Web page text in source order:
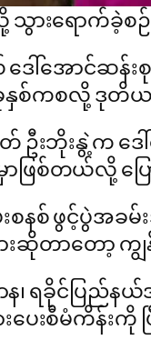
သွားရောက်ခဲ့
ါ်အောင်ဆန်း
စ်ကစလို့ ဒုတိယ
ဘိုးနွဲ့က ဒေါ်
ြစ်တယ်လို့ ပြေ
းစနစ် ဖွင့်ပွဲ
းဆိုတာတော့ က
၊ ရခိုင်ပြည်နယ်
ပေးစီမံကိန်းကို